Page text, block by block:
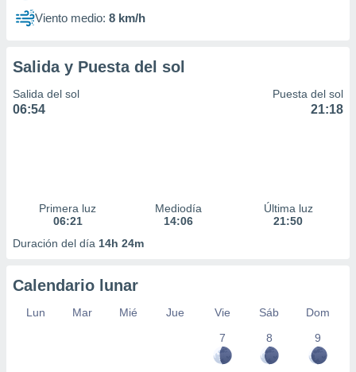
Viento medio: 8 km/h
Salida y Puesta del sol
Salida del sol
06:54
Puesta del sol
21:18
Primera luz
06:21
Mediodía
14:06
Última luz
21:50
Duración del día 14h 24m
Calendario lunar
Lun Mar Mié Jue Vie Sáb
Dom
7
8 9